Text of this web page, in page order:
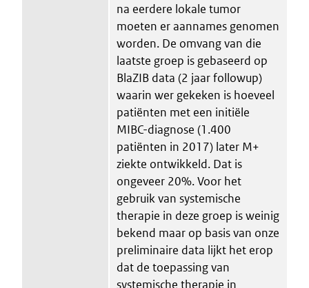
na eerdere lokale tumor
moeten er aannames genomen
worden. De omvang van die
laatste groep is gebaseerd op
BlaZIB data (2 jaar followup)
waarin wer gekeken is hoeveel
patiënten met een initiële
MIBC-diagnose (1.400
patiënten in 2017) later M+
ziekte ontwikkeld. Dat is
ongeveer 20%. Voor het
gebruik van systemische
therapie in deze groep is weinig
bekend maar op basis van onze
preliminaire data lijkt het erop
dat de toepassing van
systemische therapie in